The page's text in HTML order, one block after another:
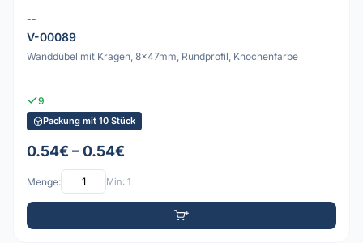
--
V-00089
Wanddübel mit Kragen, 8x47mm, Rundprofil, Knochenfarbe
9
Packung mit 10 Stück
0.54€ – 0.54€
Menge: Min: 1